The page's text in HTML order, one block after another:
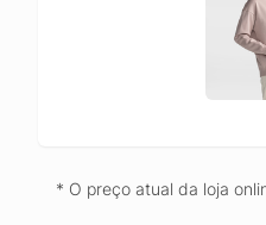
* O preço atual da loja